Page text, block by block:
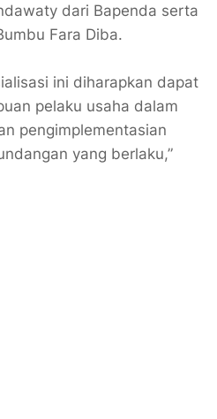
dari Bapenda serta
Fara Diba.
ini diharapkan dapat
pelaku usaha dalam
pengimplementasian
yang berlaku,”